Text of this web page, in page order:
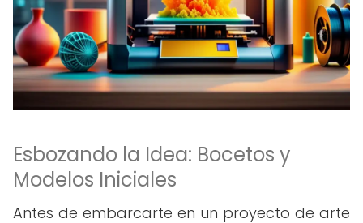
Esbozando la Idea: Bocetos y
Modelos Iniciales
Antes de embarcarte en un proyecto de arte